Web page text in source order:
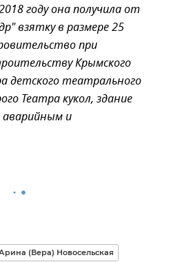
году она получила от
взятку в размере 25
при
Крымского
детского театрального
Театра кукол, здание
и
(Вера) Новосельская